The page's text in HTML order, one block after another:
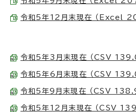
令和5年12月末現在 （Excel
令和5年3月末現在 （CSV
令和5年6月末現在 （CSV
令和5年9月末現在 （CSV
令和5年12月末現在 （CSV